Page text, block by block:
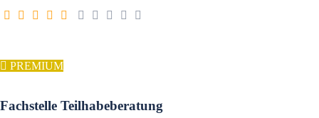
PREMIUM
Fachstelle Teilhabeberatung